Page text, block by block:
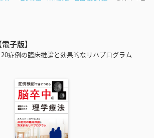
子版】
症例の臨床推論と効果的なリハプログラム